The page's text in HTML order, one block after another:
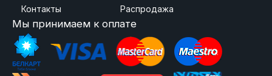
Контакты
Распродажа
Мы принимаем к оплате